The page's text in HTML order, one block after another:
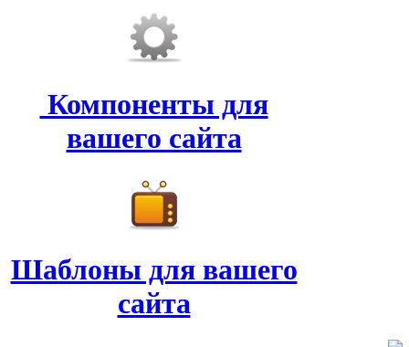
Компоненты для
вашего сайта
Шаблоны для вашего
сайта